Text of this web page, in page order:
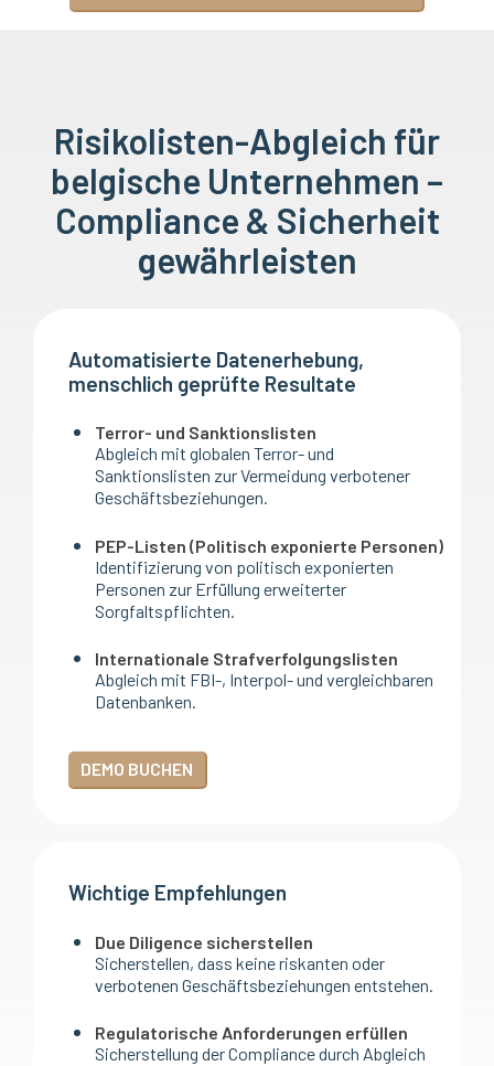
Risikolisten-Abgleich für
belgische Unternehmen –
Compliance & Sicherheit
gewährleisten
Automatisierte Datenerhebung,
menschlich geprüfte Resultate
Terror- und Sanktionslisten
Abgleich mit globalen Terror- und
Sanktionslisten zur Vermeidung verbotener
Geschäftsbeziehungen.
PEP-Listen (Politisch exponierte Personen)
Identifizierung von politisch exponierten
Personen zur Erfüllung erweiterter
Sorgfaltspflichten.
Internationale Strafverfolgungslisten
Abgleich mit FBI-, Interpol- und vergleichbaren
Datenbanken.
DEMO BUCHEN
Wichtige Empfehlungen
Due Diligence sicherstellen
Sicherstellen, dass keine riskanten oder
verbotenen Geschäftsbeziehungen entstehen.
Regulatorische Anforderungen erfüllen
Sicherstellung der Compliance durch Abgleich